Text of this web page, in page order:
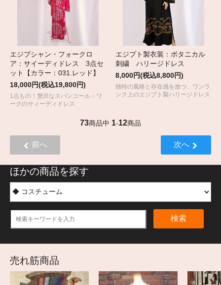
エジプシャン・フォークロ
ア：サイーディドレス 3点セ
ット【カラー：031.レッド】
18,000円(税込19,800円)
1点もの！贅沢なスパンコール・ワ
ークのサィーディドレス
エジプト製衣装：ボタニカル
刺繍 ハリージドレス
8,000円(税込8,800円)
独特の風格と存在感を放つ、ワンラ
ンク上のエジプト製ハリージドレス
73商品中 1-12商品
前へ 次へ
ほかの商品を探す
検索
売れ筋商品